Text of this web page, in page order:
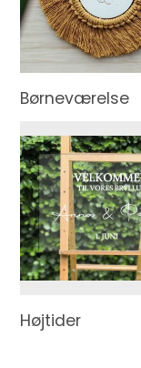
Børneværelse
Højtider